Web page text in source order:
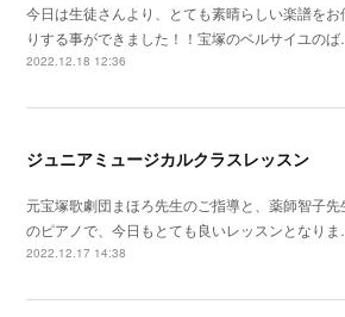
今日は生徒さんより、とても素晴らしい楽譜をお
りする事ができました！！宝塚のベルサイユの
2022.12.18 12:36
ジュニアミュージカルクラスレッスン
元宝塚歌劇団まほろ先生のご指導と、薬師智子先
のピアノで、今日もとても良いレッスンとなり
2022.12.17 14:38